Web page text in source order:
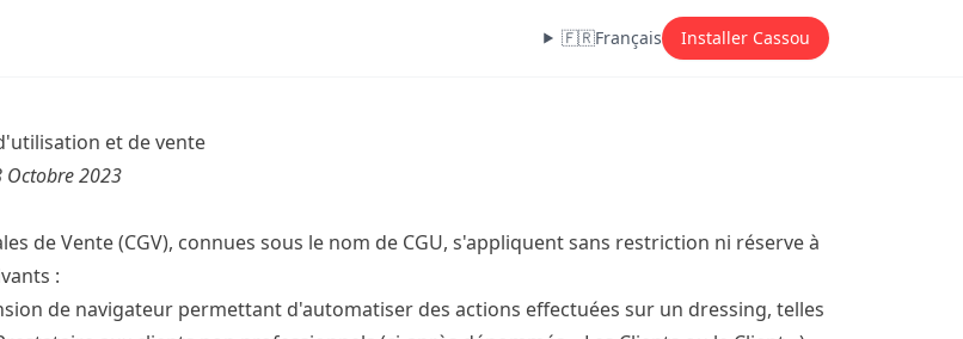
🇫🇷Français Installer Cassou
et de vente
Octobre 2023
de Vente (CGV), connues sous le nom de CGU, s'appliquent sans restriction ni réserve à
:
de navigateur permettant d'automatiser des actions effectuées sur un dressing, telles